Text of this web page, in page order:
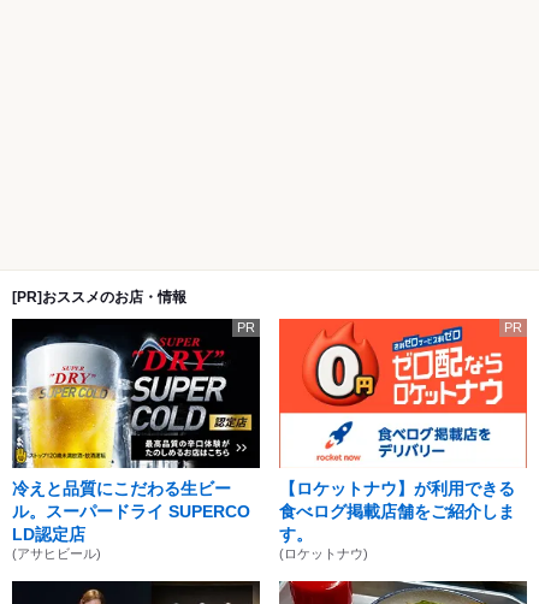
[PR]おススメのお店・情報
PR
冷えと品質にこだわる生ビー
ル。スーパードライ SUPERCO
LD認定店
(アサヒビール)
PR
【ロケットナウ】が利用できる
食べログ掲載店舗をご紹介しま
す。
(ロケットナウ)